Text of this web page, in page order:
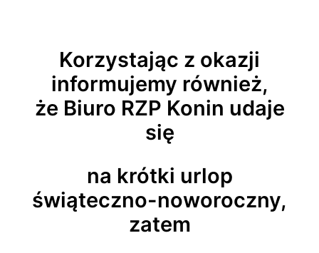
Korzystając z okazji
informujemy również,
że Biuro RZP Konin udaje
się
na krótki urlop
świąteczno-noworoczny,
zatem